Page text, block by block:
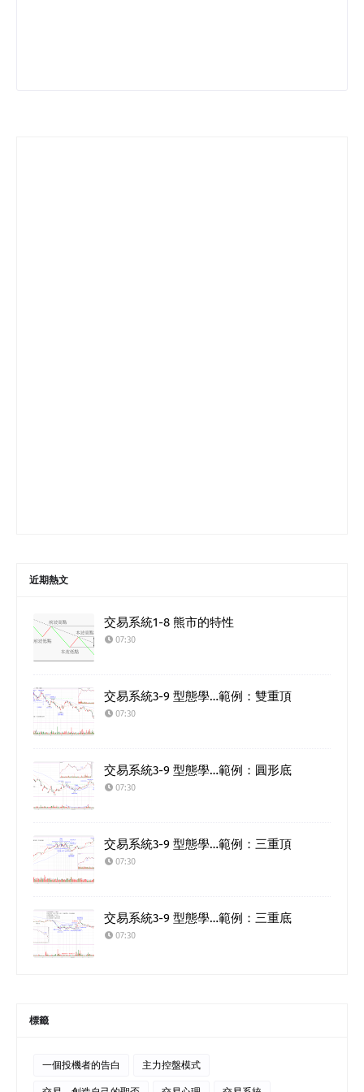
近期熱文
交易系統1-8 熊市的特性
07:30
交易系統3-9 型態學…範例：雙重頂
07:30
交易系統3-9 型態學…範例：圓形底
07:30
交易系統3-9 型態學…範例：三重頂
07:30
交易系統3-9 型態學…範例：三重底
07:30
標籤
一個投機者的告白 主力控盤模式